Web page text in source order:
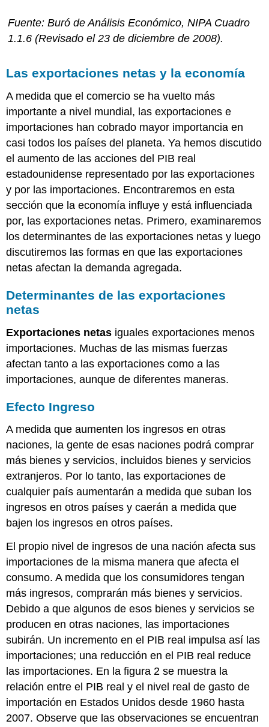
Fuente: Buró de Análisis Económico, NIPA Cuadro
1.1.6 (Revisado el 23 de diciembre de 2008).
Las exportaciones netas y la economía
A medida que el comercio se ha vuelto más
importante a nivel mundial, las exportaciones e
importaciones han cobrado mayor importancia en
casi todos los países del planeta. Ya hemos discutido
el aumento de las acciones del PIB real
estadounidense representado por las exportaciones
y por las importaciones. Encontraremos en esta
sección que la economía influye y está influenciada
por, las exportaciones netas. Primero, examinaremos
los determinantes de las exportaciones netas y luego
discutiremos las formas en que las exportaciones
netas afectan la demanda agregada.
Determinantes de las exportaciones
netas
Exportaciones netas iguales exportaciones menos
importaciones. Muchas de las mismas fuerzas
afectan tanto a las exportaciones como a las
importaciones, aunque de diferentes maneras.
Efecto Ingreso
A medida que aumenten los ingresos en otras
naciones, la gente de esas naciones podrá comprar
más bienes y servicios, incluidos bienes y servicios
extranjeros. Por lo tanto, las exportaciones de
cualquier país aumentarán a medida que suban los
ingresos en otros países y caerán a medida que
bajen los ingresos en otros países.
El propio nivel de ingresos de una nación afecta sus
importaciones de la misma manera que afecta el
consumo. A medida que los consumidores tengan
más ingresos, comprarán más bienes y servicios.
Debido a que algunos de esos bienes y servicios se
producen en otras naciones, las importaciones
subirán. Un incremento en el PIB real impulsa así las
importaciones; una reducción en el PIB real reduce
las importaciones. En la figura 2 se muestra la
relación entre el PIB real y el nivel real de gasto de
importación en Estados Unidos desde 1960 hasta
2007. Observe que las observaciones se encuentran